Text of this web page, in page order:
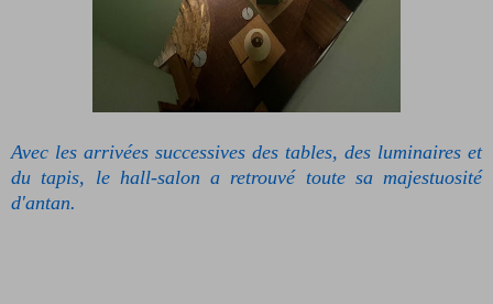
Avec les arrivées successives des tables, des luminaires et
du tapis, le hall-salon a retrouvé toute sa majestuosité
d'antan.